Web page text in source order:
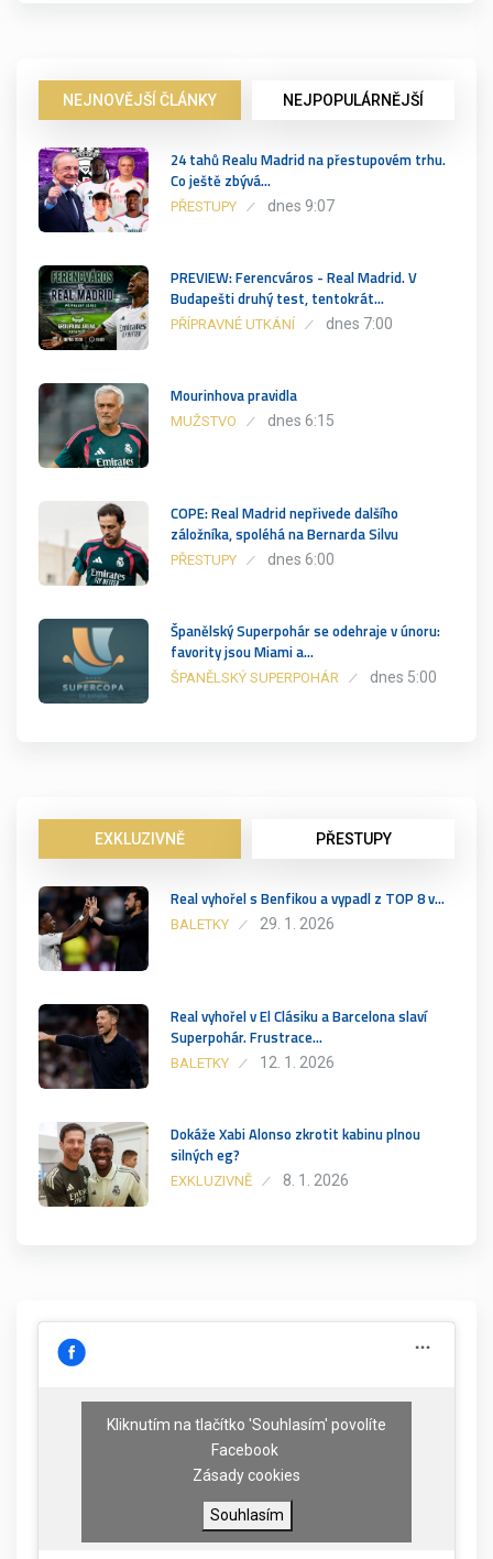
NEJNOVĚJŠÍ ČLÁNKY NEJPOPULÁRNĚJŠÍ
24 tahů Realu Madrid na přestupovém trhu.
Co ještě zbývá…
PŘESTUPY dnes 9:07
PREVIEW: Ferencváros - Real Madrid. V
Budapešti druhý test, tentokrát…
PŘÍPRAVNÉ UTKÁNÍ dnes 7:00
Mourinhova pravidla
MUŽSTVO dnes 6:15
COPE: Real Madrid nepřivede dalšího
záložníka, spoléhá na Bernarda Silvu
PŘESTUPY dnes 6:00
Španělský Superpohár se odehraje v únoru:
favority jsou Miami a…
ŠPANĚLSKÝ SUPERPOHÁR dnes 5:00
EXKLUZIVNĚ PŘESTUPY
Real vyhořel s Benfikou a vypadl z TOP 8 v…
BALETKY 29. 1. 2026
Real vyhořel v El Clásiku a Barcelona slaví
Superpohár. Frustrace…
BALETKY 12. 1. 2026
Dokáže Xabi Alonso zkrotit kabinu plnou
silných eg?
EXKLUZIVNĚ 8. 1. 2026
Kliknutím na tlačítko 'Souhlasím' povolíte
Facebook
Zásady cookies
Souhlasím